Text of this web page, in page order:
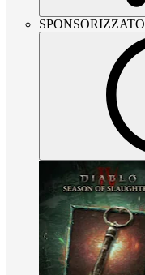
SPONSORIZZATO